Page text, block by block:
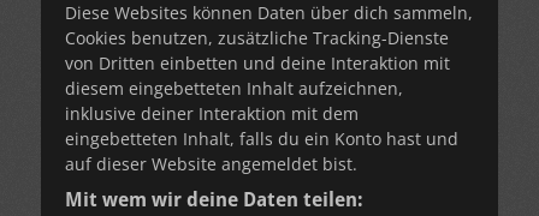
Diese Websites können Daten über dich sammeln,
Cookies benutzen, zusätzliche Tracking-Dienste
von Dritten einbetten und deine Interaktion mit
diesem eingebetteten Inhalt aufzeichnen,
inklusive deiner Interaktion mit dem
eingebetteten Inhalt, falls du ein Konto hast und
auf dieser Website angemeldet bist.
Mit wem wir deine Daten teilen: